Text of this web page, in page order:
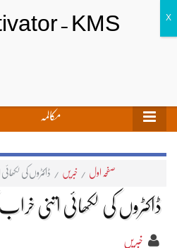
مکالمہ
صفحہ اول / خبریں / ڈاکٹروں کی
ڈاکٹروں کی لکھائی اتنی
خبریں